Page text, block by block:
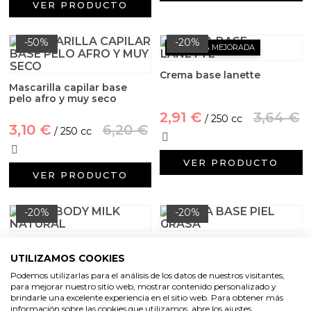
VER PRODUCTO
-50%
Mascarilla capilar base
pelo afro y muy seco
3,10 € / 250 cc 6,20 €
VER PRODUCTO
-20%
FÓRMULA MEJORADA
Crema base lanette
2,91 € / 250 cc 3,64 €
VER PRODUCTO
-20%
2,91 € / 250 cc 3,64 €
-20%
2,91 € / 250 cc 3,64 €
Aditivos para jabón y Cosmética
Productos químicos
Accesorios
Libros y revistas diy
Conchas, caracolas y estrellas de mar
Materiales para detalles hechos a mano
Huerto ecologico
Arenas de colores
UTILIZAMOS COOKIES
Podemos utilizarlas para el análisis de los datos de nuestros visitantes,
para mejorar nuestro sitio web, mostrar contenido personalizado y
brindarle una excelente experiencia en el sitio web. Para obtener más
información sobre las cookies que utilizamos, abre los ajustes.